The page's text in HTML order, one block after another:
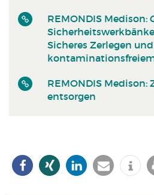
REMONDIS Medison:
Sicheres Zerlegen
REMONDIS
entsorgen